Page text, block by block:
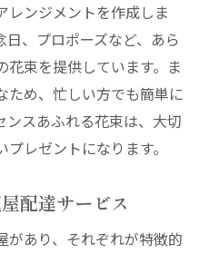
レンジメントを作成しま
、プロポーズなど、あら
花束を提供しています。ま
ため、忙しい方でも簡単に
ンスあふれる花束は、大切
レゼントになります。
配達サービス
があり、それぞれが特徴的